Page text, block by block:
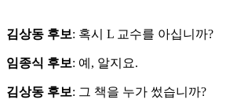
김상동 후보: 혹시 L 교수를 아십니까?
임종식 후보: 예, 알지요.
김상동 후보: 그 책을 누가 썼습니까?